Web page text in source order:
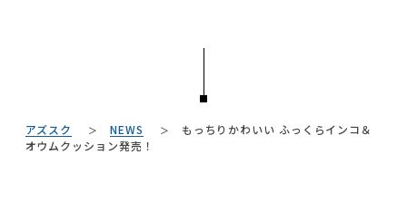
#材木屋のおやじとせがれ
#ニトリ
#アダル#中村アン#タンスのゲン
#映画
NEWS
アズスク NEWS
もっちりかわいい ふっくらインコ＆
オウムクッション発売！